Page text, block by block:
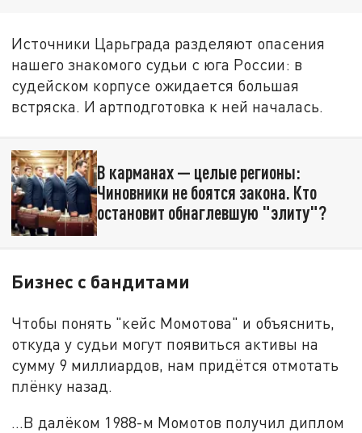
Источники Царьграда разделяют опасения
нашего знакомого судьи с юга России: в
судейском корпусе ожидается большая
встряска. И артподготовка к ней началась.
В карманах — целые регионы:
Чиновники не боятся закона. Кто
остановит обнаглевшую "элиту"?
Бизнес с бандитами
Чтобы понять "кейс Момотова" и объяснить,
откуда у судьи могут появиться активы на
сумму 9 миллиардов, нам придётся отмотать
плёнку назад.
...В далёком 1988-м Момотов получил диплом